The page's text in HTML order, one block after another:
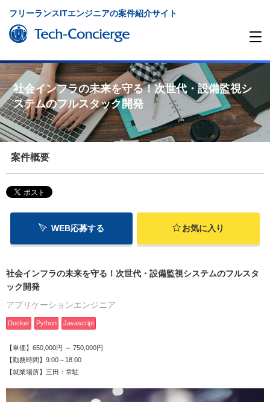
フリーランスITエンジニアの案件紹介サイト
社会インフラの未来を守る！次世代・設備監視シ
ステムのフルスタック開発
案件概要
WEB応募する お気に入り
社会インフラの未来を守る！次世代・設備監視システムのフルスタ
ック開発
アプリケーションエンジニア
Docker Python Javascript
【単価】650,000円 ～ 750,000円
【勤務時間】9:00～18:00
【就業場所】三田：常駐